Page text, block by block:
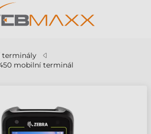
terminály
mobilní terminál